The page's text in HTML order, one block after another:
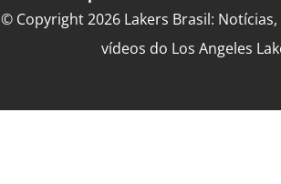
© Copyright 2026 Lakers Brasil:
vídeos do Los Angeles